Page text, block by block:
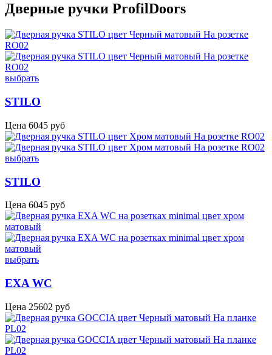
Дверные ручки ProfilDoors
выбрать
STILO
Цена 6045 руб
выбрать
STILO
Цена 6045 руб
выбрать
EXA WC
Цена 25602 руб